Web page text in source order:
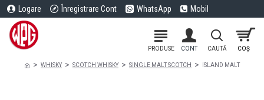
Logare Înregistrare Cont WhatsApp Mobil
WHISKY SCOTCH WHISKY SINGLE MALT SCOTCH ISLAND MALT